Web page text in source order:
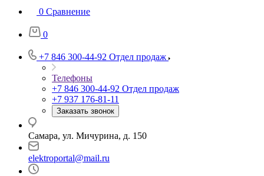
0 Сравнение
0
+7 846 300-44-92 Отдел продаж
Телефоны
+7 846 300-44-92 Отдел продаж
+7 937 176-81-11
Заказать звонок
Самара, ул. Мичурина, д. 150
elektroportal@mail.ru